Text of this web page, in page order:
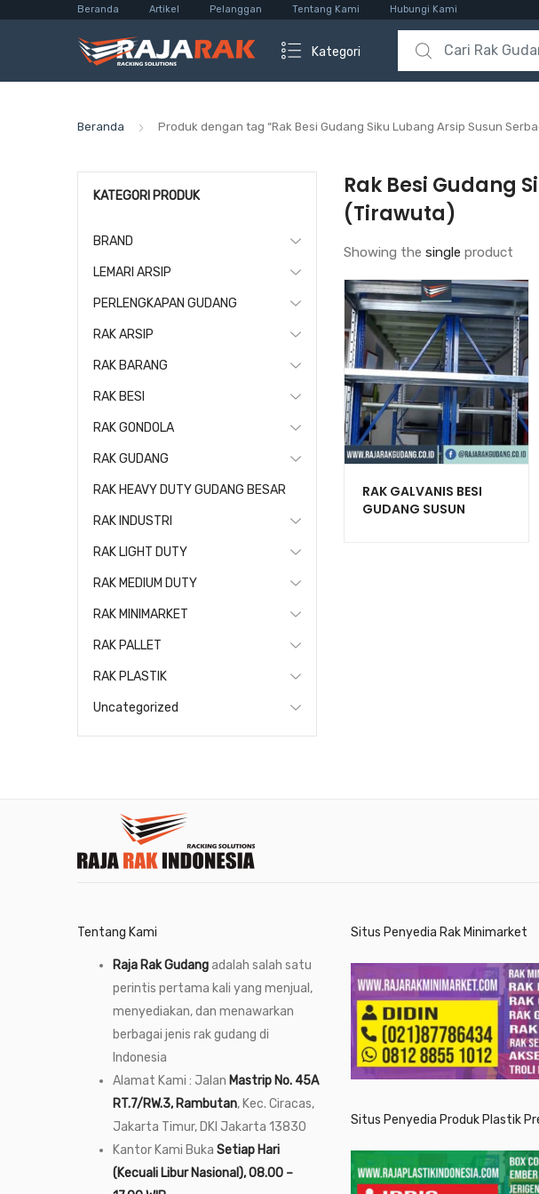
Beranda Artikel Pelanggan Tentang Kami Hubungi Kami
Kategori
Search for:
Beranda Produk dengan tag “Rak Besi Gudang Siku Lubang Arsip Susun
Rak Besi Gudang
(Tirawuta)
Showing the single product
RAK GALVANIS BESI
GUDANG SUSUN
KATEGORI PRODUK
BRAND
LEMARI ARSIP
PERLENGKAPAN GUDANG
RAK ARSIP
RAK BARANG
RAK BESI
RAK GONDOLA
RAK GUDANG
RAK HEAVY DUTY GUDANG BESAR
RAK INDUSTRI
RAK LIGHT DUTY
RAK MEDIUM DUTY
RAK MINIMARKET
RAK PALLET
RAK PLASTIK
Uncategorized
Tentang Kami
Raja Rak Gudangadalah salah satu
perintis pertama kali yang menjual,
menyediakan, dan menawarkan
berbagai jenis rak gudang di
Indonesia
Alamat Kami : Jalan Mastrip No. 45A
RT.7/RW.3, Rambutan, Kec. Ciracas,
Jakarta Timur, DKI Jakarta 13830
Kantor Kami Buka Setiap Hari
(Kecuali Libur Nasional), 08.00 –
Situs Penyedia Rak Minimarket
Situs Penyedia Produk Plastik